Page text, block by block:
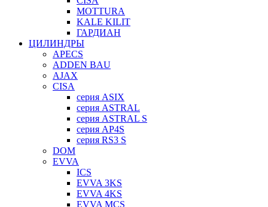
MOTTURA
KALE KILIT
ГАРДИАН
ЦИЛИНДРЫ
APECS
ADDEN BAU
AJAX
CISA
серия ASIX
серия ASTRAL
серия ASTRAL S
серия AP4S
серия RS3 S
DOM
EVVA
ICS
EVVA 3KS
EVVA 4KS
EVVA MCS